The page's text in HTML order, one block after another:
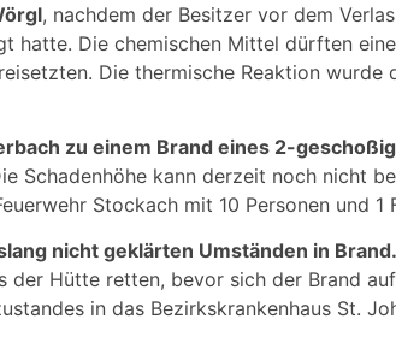
, nachdem der Besitzer vor dem
hatte. Die chemischen Mittel dürften
Die thermische Reaktion wurde
zu einem Brand eines 2-
Schadenhöhe kann derzeit noch nicht
Stockach mit 10 Personen und 1
nicht geklärten Umständen in Brand.
der Hütte retten, bevor sich der Brand
in das Bezirkskrankenhaus St.